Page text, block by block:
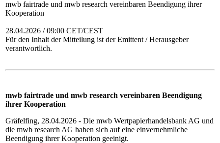
mwb fairtrade und mwb research vereinbaren Beendigung ihrer
Kooperation
28.04.2026 / 09:00 CET/CEST
Für den Inhalt der Mitteilung ist der Emittent / Herausgeber
verantwortlich.
mwb fairtrade und mwb research vereinbaren Beendigung
ihrer Kooperation
Gräfelfing, 28.04.2026 - Die mwb Wertpapierhandelsbank AG und
die mwb research AG haben sich auf eine einvernehmliche
Beendigung ihrer Kooperation geeinigt.